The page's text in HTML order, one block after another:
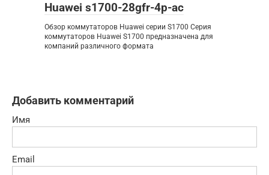
Huawei s1700-28gfr-4p-ac
Обзор коммутаторов Huawei серии S1700 Серия
коммутаторов Huawei S1700 предназначена для
компаний различного формата
Добавить комментарий
Имя
Email